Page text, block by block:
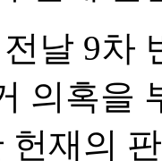
날 9차
의혹을
헌재의